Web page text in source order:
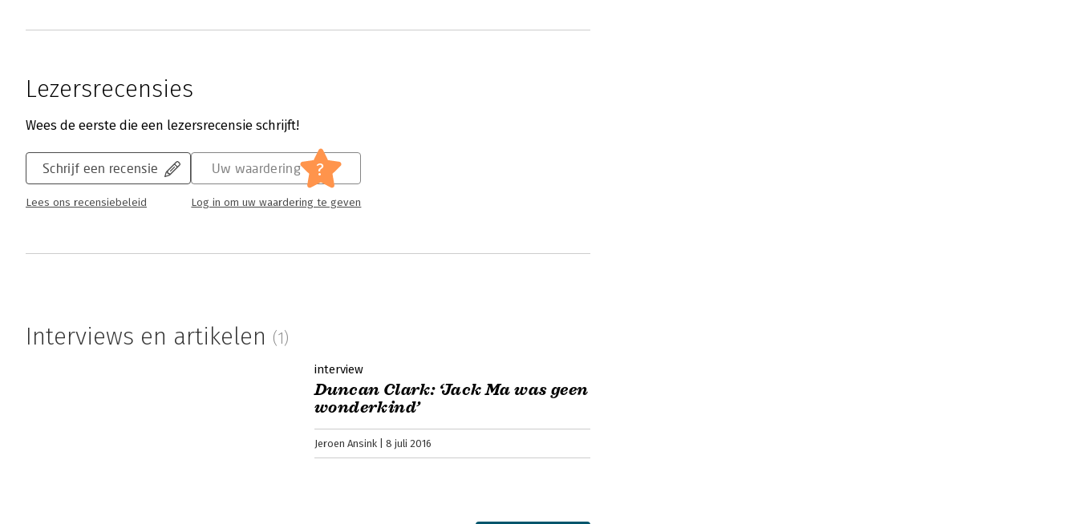
Lezersrecensies
Wees de eerste die een lezersrecensie schrijft!
Schrijf een recensie
Lees ons recensiebeleid
Uw waardering ?
Log in om uw waardering te geven
Interviews en artikelen (1)
interview
Duncan Clark: ‘Jack Ma was geen
wonderkind’
Jeroen Ansink 8 juli 2016